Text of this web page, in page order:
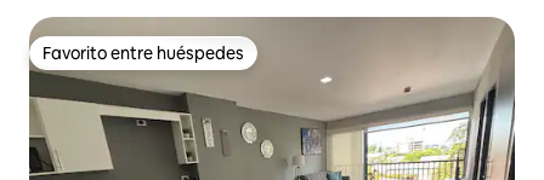
Favorito entre huéspedes
Favorito entre huéspedes